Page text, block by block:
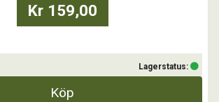
Kr 159,00
Lagerstatus:
Köp